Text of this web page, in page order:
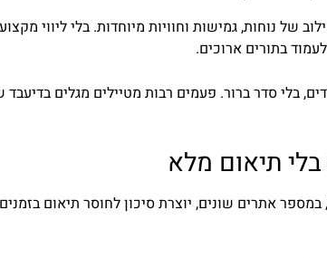
של נוחות, גמישות וחוויות מיוחדות. בלי ליווי
בתורים ארוכים.
בלי סדר ברור. פעמים רבות מטיילים מגלים
בלי תיאום מלא
במספר אתרים שונים, יוצרת סיכון לחוסר תיאום